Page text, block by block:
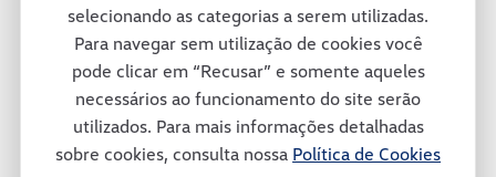
selecionando as categorias a serem utilizadas.
Para navegar sem utilização de cookies você
pode clicar em “Recusar” e somente aqueles
necessários ao funcionamento do site serão
utilizados. Para mais informações detalhadas
sobre cookies, consulta nossa Política de Cookies
Ônibus em Resende adotou um projeto
inovador em termos de tecnologia e de
respeito ao colaborador e ao meio-
ambiente. Trata-se de um modelo